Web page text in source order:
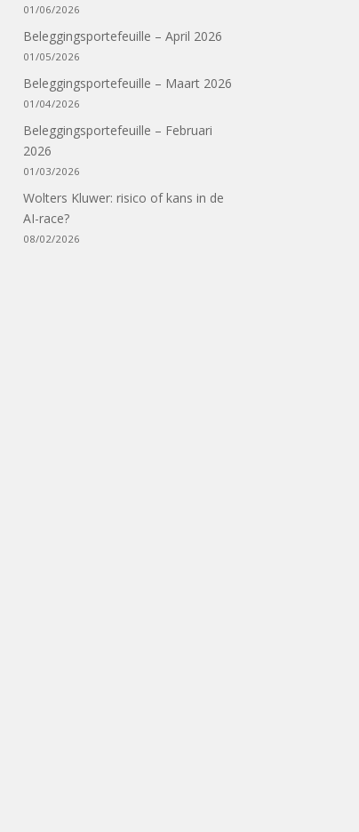
01/06/2026
Beleggingsportefeuille – April 2026
01/05/2026
Beleggingsportefeuille – Maart 2026
01/04/2026
Beleggingsportefeuille – Februari
2026
01/03/2026
Wolters Kluwer: risico of kans in de
AI-race?
08/02/2026